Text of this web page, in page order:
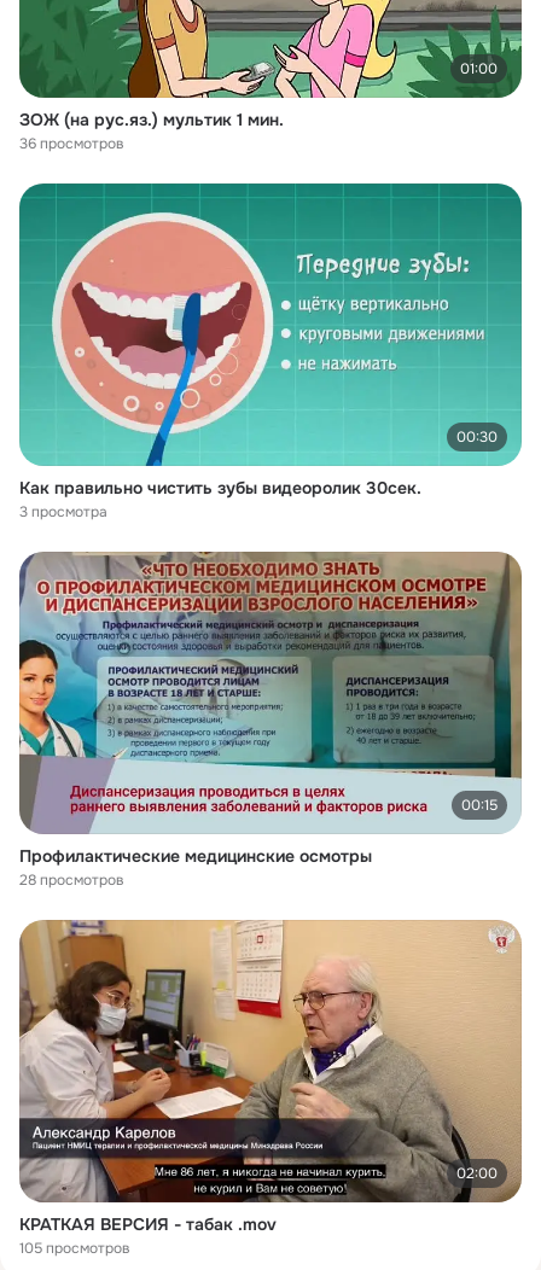
01:00
ЗОЖ (на рус.яз.) мультик 1 мин.
36 просмотров
00:30
Как правильно чистить зубы видеоролик 30сек.
3 просмотра
00:15
Профилактические медицинские осмотры
28 просмотров
02:00
КРАТКАЯ ВЕРСИЯ - табак .mov
105 просмотров